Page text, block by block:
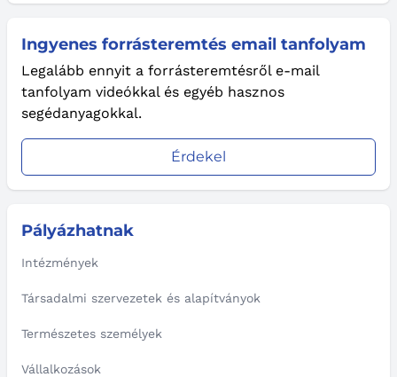
Ingyenes forrásteremtés email tanfolyam
Legalább ennyit a forrásteremtésről e-mail
tanfolyam videókkal és egyéb hasznos
segédanyagokkal.
Érdekel
Pályázhatnak
Intézmények
Társadalmi szervezetek és alapítványok
Természetes személyek
Vállalkozások